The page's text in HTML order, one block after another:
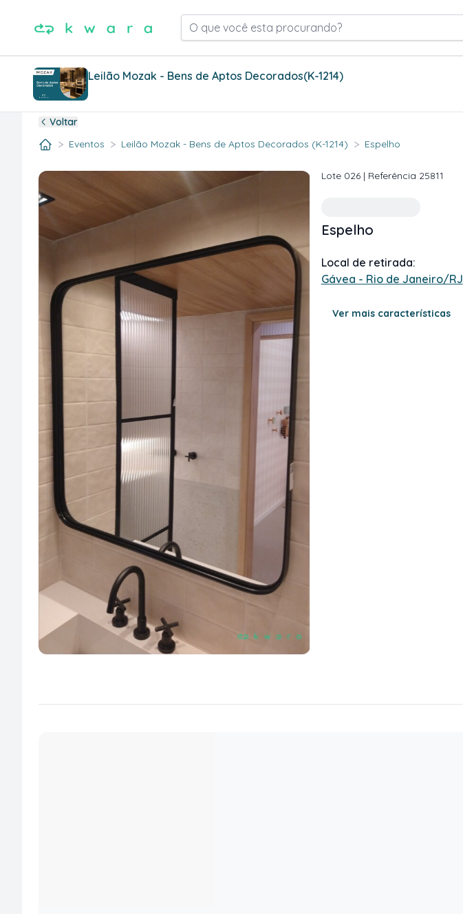
O que você esta procurando?
Leilão Mozak - Bens de Aptos Decorados(K-1214)
Voltar
> Eventos > Leilão Mozak - Bens de Aptos Decorados (K-1214) > Espelho
Lote 026| Referência 25811
Espelho
Local de retirada:
Gávea - Rio de Janeiro/RJ
Ver mais características